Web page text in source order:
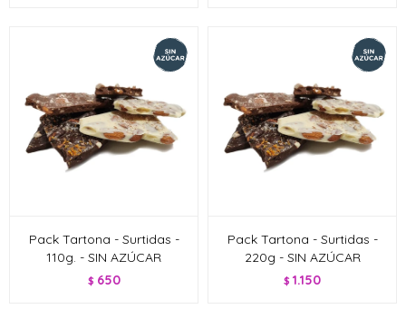
Pack Tartona - Surtidas -
110g. - SIN AZÚCAR
$ 650
Pack Tartona - Surtidas -
220g - SIN AZÚCAR
$ 1.150